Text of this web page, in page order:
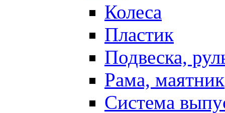
Колеса
Пластик
Подвеска,
Рама, маятник
Система